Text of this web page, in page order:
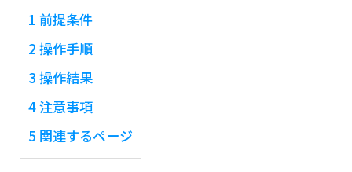
1 前提条件
2 操作手順
3 操作結果
4注意事項
5 関連するページ